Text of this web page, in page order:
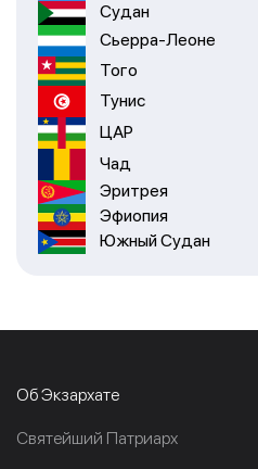
Судан
Сьерра-Леоне
Того
Тунис
ЦАР
Чад
Эритрея
Эфиопия
Южный Судан
Об Экзархате
Cвятейший Патриарх